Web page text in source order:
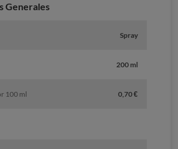
Generales
Spray
200 ml
100 ml 0,70 €